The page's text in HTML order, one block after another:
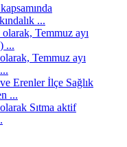
...
Temmuz ayı
...
Temmuz ayı
Erenler İlçe Sağlık
...
Sıtma aktif